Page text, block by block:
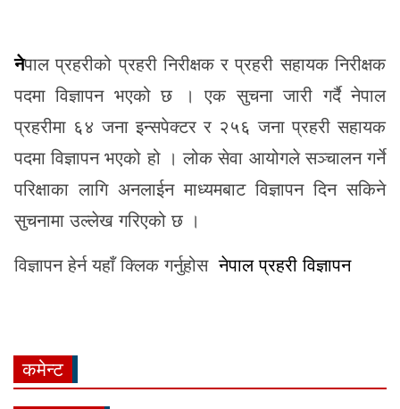
नेपाल प्रहरीको प्रहरी निरीक्षक र प्रहरी सहायक निरीक्षक
पदमा विज्ञापन भएको छ । एक सुचना जारी गर्दै नेपाल
प्रहरीमा ६४ जना इन्सपेक्टर र २५६ जना प्रहरी सहायक
पदमा विज्ञापन भएको हो । लोक सेवा आयोगले सञ्चालन गर्ने
परिक्षाका लागि अनलाईन माध्यमबाट विज्ञापन दिन सकिने
सुचनामा उल्लेख गरिएको छ ।
विज्ञापन हेर्न यहाँ क्लिक गर्नुहोसनेपाल प्रहरी विज्ञापन
कमेन्ट